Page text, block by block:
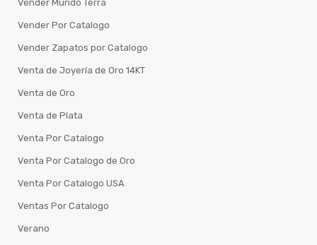
Vender Mundo Terra
Vender Por Catalogo
Vender Zapatos por Catalogo
Venta de Joyería de Oro 14KT
Venta de Oro
Venta de Plata
Venta Por Catalogo
Venta Por Catalogo de Oro
Venta Por Catalogo USA
Ventas Por Catalogo
Verano